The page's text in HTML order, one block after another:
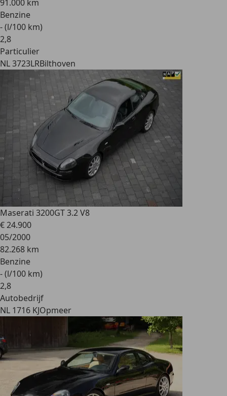
91.000 km
Benzine
- (l/100 km)
2,8
Particulier
NL 3723LRBilthoven
Maserati 3200GT 3.2 V8
€ 24.900
05/2000
82.268 km
Benzine
- (l/100 km)
2,8
Autobedrijf
NL 1716 KJOpmeer